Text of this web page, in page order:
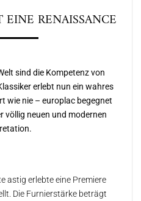
EINE RENAISSANCE
sind die Kompetenz von
erlebt nun ein wahres
wie nie – europlac begegnet
völlig neuen und modernen
astig erlebte eine Premiere
Die Furnierstärke beträgt